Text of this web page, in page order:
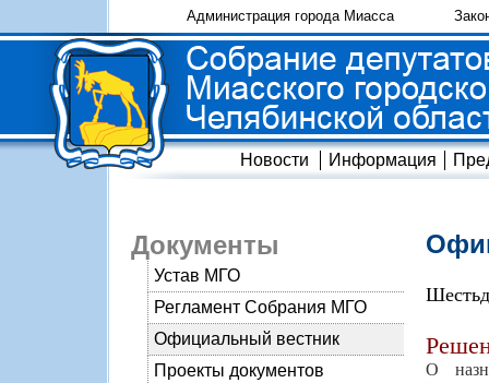
Администрация города Миасса
Новости Информация
Документы
Устав МГО
Регламент Собрания МГО
Официальный вестник
Проекты документов
О